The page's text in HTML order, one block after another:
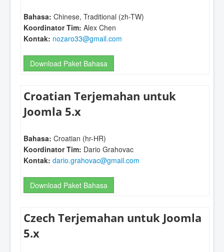
Bahasa: Chinese, Traditional (zh-TW)
Koordinator Tim: Alex Chen
Kontak: nozaro33@gmail.com
Download Paket Bahasa
Croatian Terjemahan untuk
Joomla 5.x
Bahasa: Croatian (hr-HR)
Koordinator Tim: Dario Grahovac
Kontak: dario.grahovac@gmail.com
Download Paket Bahasa
Czech Terjemahan untuk Joomla
5.x